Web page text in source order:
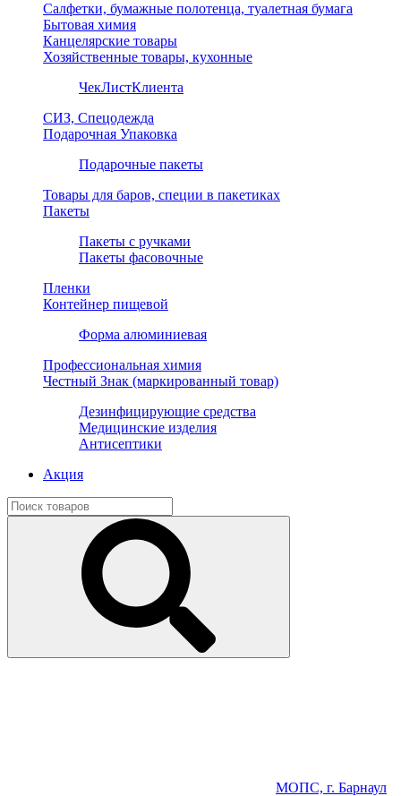
Салфетки, бумажные полотенца, туалетная бумага
Бытовая химия
Канцелярские товары
Хозяйственные товары, кухонные
ЧекЛистКлиента
СИЗ, Спецодежда
Подарочная Упаковка
Подарочные пакеты
Товары для баров, специи в пакетиках
Пакеты
Пакеты с ручками
Пакеты фасовочные
Пленки
Контейнер пищевой
Форма алюминиевая
Профессиональная химия
Честный Знак (маркированный товар)
Дезинфицирующие средства
Медицинские изделия
Антисептики
Акция
МОПС, г. Барнаул